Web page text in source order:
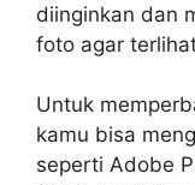
diinginkan dan
foto agar
Untuk
kamu bisa
seperti Adobe